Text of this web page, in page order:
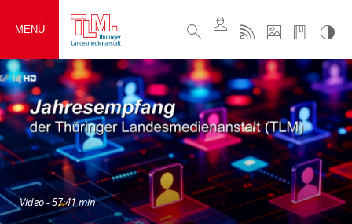
MENÜ
Video - 57:41 min